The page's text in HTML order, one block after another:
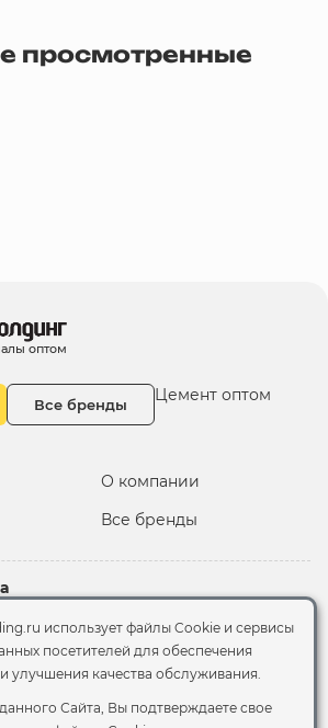
просмотренные
оптом
Все бренды Цемент оптом
О компании
Все бренды
использует файлы Cookie и сервисы
посетителей для обеспечения
улучшения качества обслуживания.
Сайта, Вы подтверждаете свое